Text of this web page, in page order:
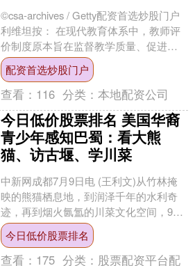
©csa-archives / Getty配资首选炒股门户
利维坦按： 在现代教育体系中，教师评
价制度原本旨在监督教学质量、促进教
师改进，却逐渐演变为影响教师薪....
配资首选炒股门户
查看： 116 分类：本地配资公司
今日低价股票排名 美国华裔
青少年感知巴蜀：看大熊
猫、访古堰、学川菜
中新网成都7月9日电 (王利文)从竹林掩
映的熊猫栖息地，到润泽千年的水利奇
迹，再到烟火氤氲的川菜文化空间，9
日，第三期美国华裔青少年“巴蜀文化品
悟之旅”正在进行....
今日低价股票排名
查看： 175 分类： 股票配资平台配